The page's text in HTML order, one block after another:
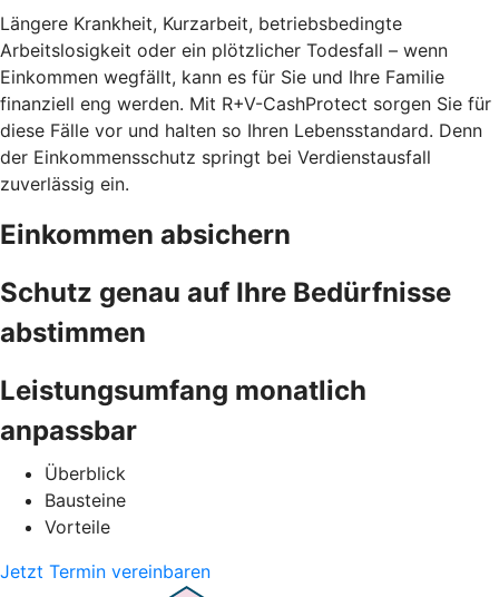
Längere Krankheit, Kurzarbeit, betriebsbedingte
Arbeitslosigkeit oder ein plötzlicher Todesfall – wenn
Einkommen wegfällt, kann es für Sie und Ihre Familie
finanziell eng werden. Mit R+V-CashProtect sorgen Sie für
diese Fälle vor und halten so Ihren Lebensstandard. Denn
der Einkommensschutz springt bei Verdienstausfall
zuverlässig ein.
Einkommen absichern
Schutz genau auf Ihre Bedürfnisse
abstimmen
Leistungsumfang monatlich
anpassbar
Überblick
Bausteine
Vorteile
Jetzt Termin vereinbaren